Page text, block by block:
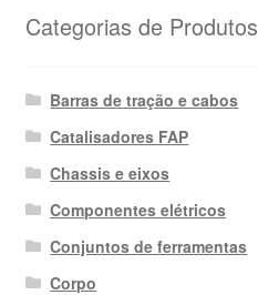
Categorias de Produtos
Barras de tração e cabos
Catalisadores FAP
Chassis e eixos
Componentes elétricos
Conjuntos de ferramentas
Corpo